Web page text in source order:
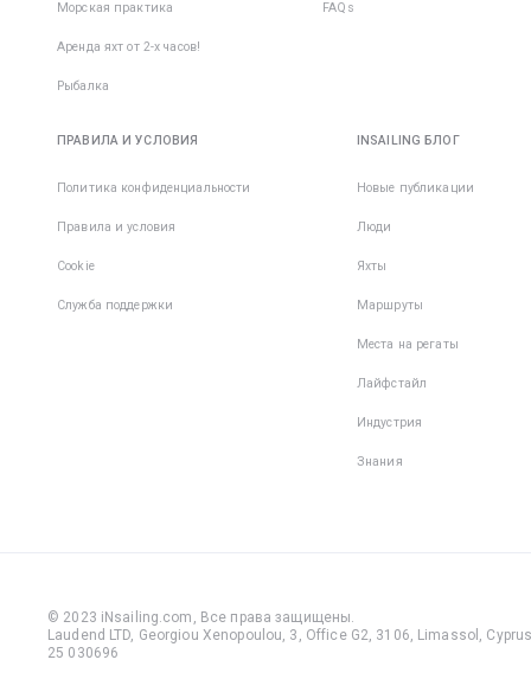
Морская практика
Аренда яхт от 2-х часов!
Рыбалка
FAQs
ПРАВИЛА И УСЛОВИЯ
Политика конфиденциальности
Правила и условия
Cookie
Служба поддержки
INSAILING БЛОГ
Новые публикации
Люди
Яхты
Маршруты
Места на регаты
Лайфстайл
Индустрия
Знания
© 2023 iNsailing.com, Все права защищены.
Laudend LTD, Georgiou Xenopoulou, 3, Office G2, 3106, Limassol,
25 030696